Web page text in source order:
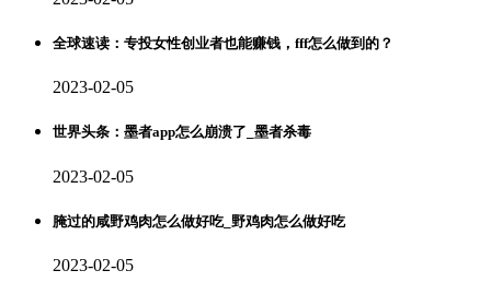
全球速读：专投女性创业者也能赚钱，fff怎么做到的？
2023-02-05
世界头条：墨者app怎么崩溃了_墨者杀毒
2023-02-05
腌过的咸野鸡肉怎么做好吃_野鸡肉怎么做好吃
2023-02-05